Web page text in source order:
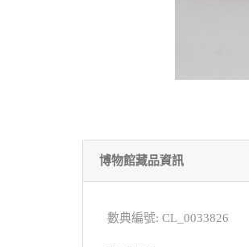
博物館藏品資訊
數典編號: CL_0033826